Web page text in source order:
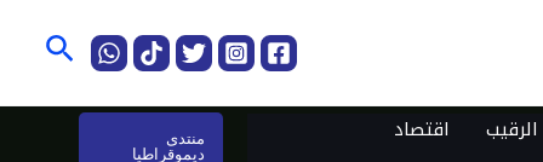
اقتصاد
منتدى
ديموقراطيا